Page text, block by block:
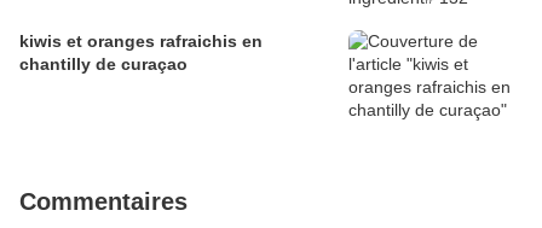
kiwis et oranges rafraichis en
chantilly de curaçao
Commentaires